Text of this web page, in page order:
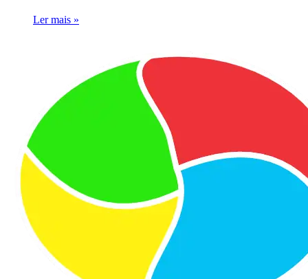
Ler mais »